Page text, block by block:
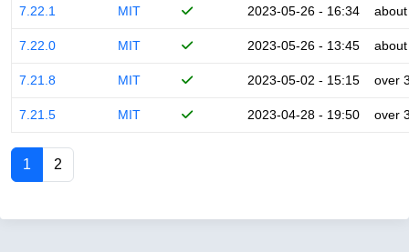
7.22.1 MIT 2023-05-26 - 16:34
7.22.0 MIT 2023-05-26 - 13:45
7.21.8 MIT 2023-05-02 - 15:15 over
7.21.5 MIT 2023-04-28 - 19:50 over
1 2